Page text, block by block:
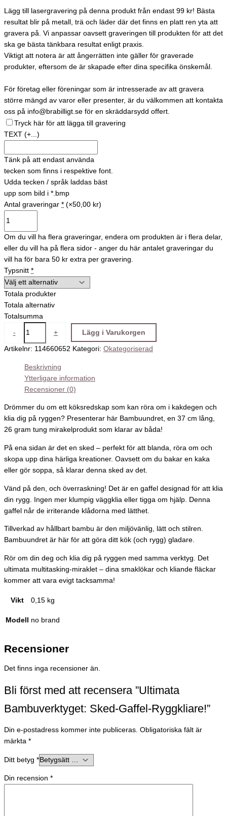
Lägg till lasergravering på denna produkt från endast 99 kr! Bästa
resultat blir på metall, trä och läder där det finns en platt ren yta att
gravera på. Vi anpassar oavsett graveringen till produkten för att det
ska ge bästa tänkbara resultat enligt praxis.
Viktigt att notera är att ångerrätten inte gäller för graverade
produkter, eftersom de är skapade efter dina specifika önskemål.
För företag eller föreningar som är intresserade av att gravera
större mängd av varor eller presenter, är du välkommen att kontakta
oss på info@brabilligt.se för en skräddarsydd offert.
Tryck här för att lägga till gravering
TEXT (+...)
Tänk på att endast använda
tecken som finns i respektive font.
Udda tecken / språk laddas bäst
upp som bild i *.bmp
Antal graveringar * (×50,00 kr)
Om du vill ha flera graveringar, endera om produkten är i flera delar,
eller du vill ha på flera sidor - anger du här antalet graveringar du
vill ha för bara 50 kr extra per gravering.
Typsnitt *
Totala produkter
Totala alternativ
Totalsumma
- + Lägg i Varukorgen
Artikelnr: 114660652 Kategori: Okategoriserad
Beskrivning
Ytterligare information
Recensioner (0)
Drömmer du om ett köksredskap som kan röra om i kakdegen och
klia dig på ryggen? Presenterar här Bambuundret, en 37 cm lång,
26 gram tung mirakelprodukt som klarar av båda!
På ena sidan är det en sked – perfekt för att blanda, röra om och
skopa upp dina härliga kreationer. Oavsett om du bakar en kaka
eller gör soppa, så klarar denna sked av det.
Vänd på den, och överraskning! Det är en gaffel designad för att klia
din rygg. Ingen mer klumpig väggklia eller tigga om hjälp. Denna
gaffel når de irriterande klådorna med lätthet.
Tillverkad av hållbart bambu är den miljövänlig, lätt och stilren.
Bambuundret är här för att göra ditt kök (och rygg) gladare.
Rör om din deg och klia dig på ryggen med samma verktyg. Det
ultimata multitasking-miraklet – dina smaklökar och kliande fläckar
kommer att vara evigt tacksamma!
Vikt 0,15 kg
Modell no brand
Recensioner
Det finns inga recensioner än.
Bli först med att recensera ”Ultimata
Bambuverktyget: Sked-Gaffel-Ryggkliare!”
Din e-postadress kommer inte publiceras. Obligatoriska fält är
märkta *
Ditt betyg *
Din recension *